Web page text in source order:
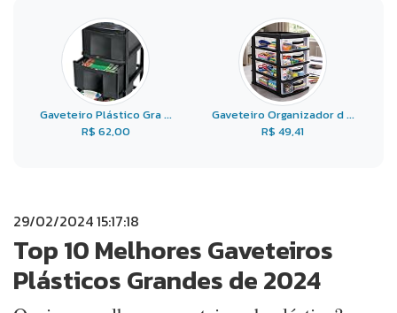
Gaveteiro Plástico Gra ...
R$ 62,00
Gaveteiro Organizador d ...
R$ 49,41
29/02/2024 15:17:18
Top 10 Melhores Gaveteiros
Plásticos Grandes de 2024